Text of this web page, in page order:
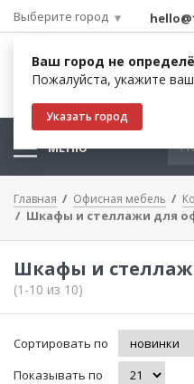
Выберите город
Ваш город не
Пожалуйста, укажите
Указать город
МЕНЮ
Главная Офисная мебель
Шкафы и стеллажи для
Шкафы и
(1-10 из 10)
Сортировать по
Показывать по